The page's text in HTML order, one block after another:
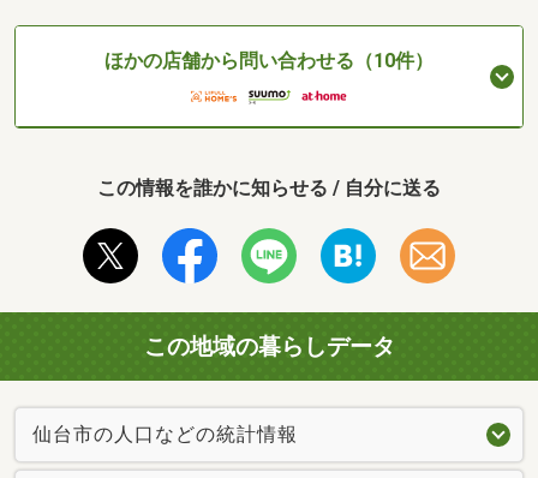
ほかの店舗から問い合わせる（10件）
この情報を誰かに知らせる / 自分に送る
この地域の暮らしデータ
仙台市の人口などの統計情報